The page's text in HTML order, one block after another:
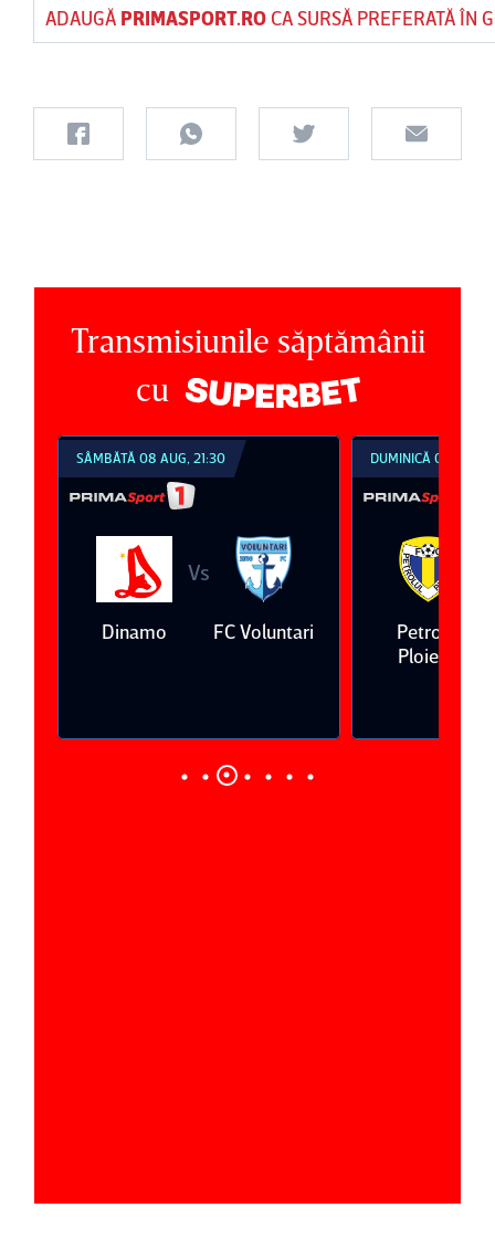
ADAUGĂ PRIMASPORT.ROCA SURSĂ PREFERATĂ ÎN
Transmisiunile săptămânii
cu
SÂMBĂTĂ 08 AUG, 21:30
Dinamo
Vs
FC Voluntari
DUMINICĂ 09 AUG,
Petrolul
Ploieşti